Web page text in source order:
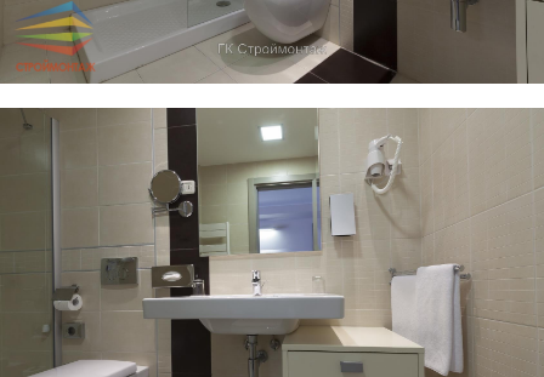
ОПИСАНИЕ ПРОЕКТА
Ванная комната оформлена в стиле «Хай-Тек», где
каждый компонент обладает простой формой, в
интерьере задействовано много хромированных
элементов и стекло. Вся сантехника простой
формы и конфигурации, но при этом она
практична и высокого качества.
СОВЕТ: КАК СДЕЛАТЬ РЕМОНТ